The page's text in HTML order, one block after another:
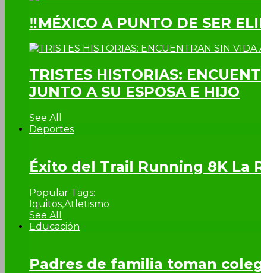
‼MÉXICO A PUNTO DE SER
TRISTES HISTORIAS:
JUNTO A SU ESPOSA E HIJO
See All
Deportes
Éxito del Trail Running 8K La
Popular Tags:
Iquitos,Atletismo
See All
Educación
Padres de familia toman